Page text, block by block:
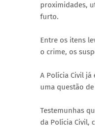
proximidades,
furto.
Entre os itens
o crime, os
A Polícia Civil
uma questão
Testemunhas
da Polícia Civil,